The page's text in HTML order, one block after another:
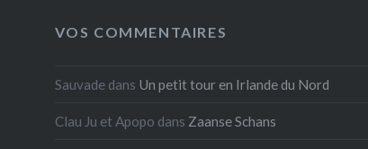
VOS COMMENTAIRES
Sauvadedans Un petit tour en Irlande du Nord
Clau Ju et Apopo dans Zaanse Schans